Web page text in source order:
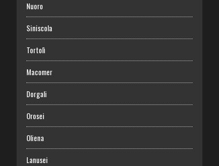
Nuoro
Siniscola
Tortolì
Macomer
Dorgali
Orosei
Oliena
Lanusei